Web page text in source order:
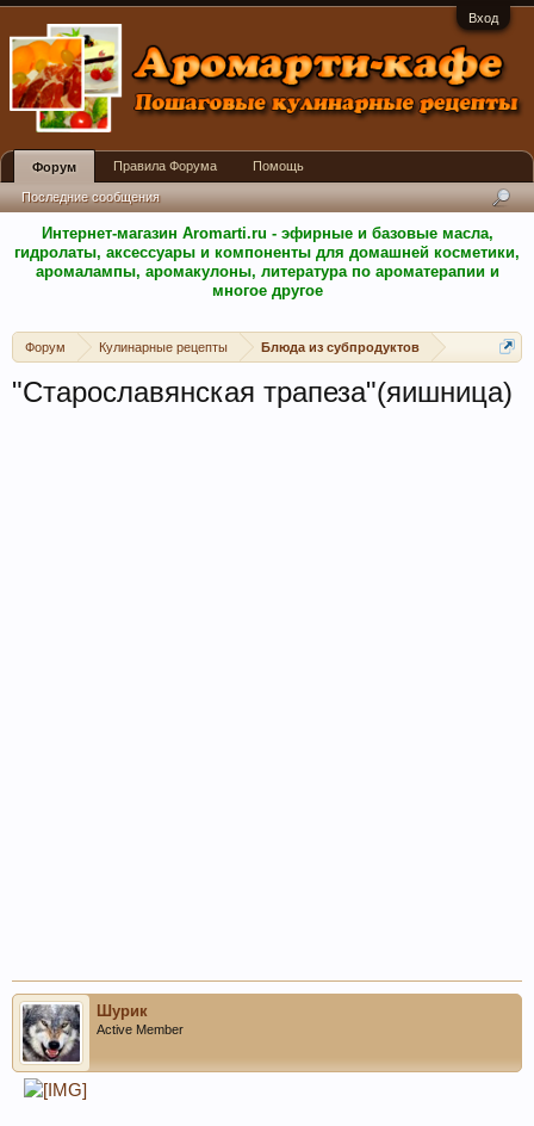
Вход
Интернет-магазин Aromarti.ru - эфирные и базовые масла,
гидролаты, аксессуары и компоненты для домашней косметики,
аромалампы, аромакулоны, литература по ароматерапии и
многое другое
Форум Кулинарные рецепты Блюда из субпродуктов
"Старославянская трапеза"(яишница)
Шурик
Active Member
Форум
Последние сообщения
Правила Форума Помощь